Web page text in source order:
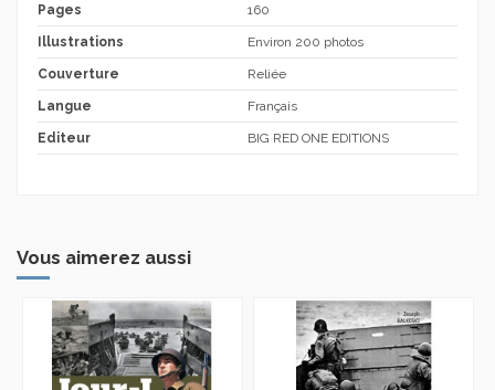
Pages 160
Illustrations Environ 200 photos
Couverture Reliée
Langue Français
Editeur BIG RED ONE EDITIONS
Vous aimerez aussi